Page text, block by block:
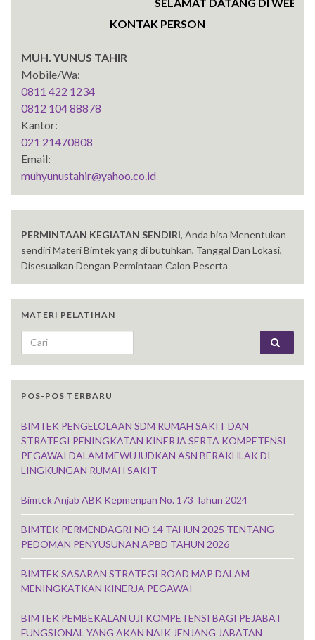
KONTAK PERSON
MUH. YUNUS TAHIR
Mobile/Wa:
0811 422 1234
0812 104 88878
Kantor:
021 21470808
Email:
muhyunustahir@yahoo.co.id
PERMINTAAN KEGIATAN SENDIRI, Anda bisa Menentukan
sendiri Materi Bimtek yang di butuhkan, Tanggal Dan Lokasi,
Disesuaikan Dengan Permintaan Calon Peserta
MATERI PELATIHAN
Search for:
POS-POS TERBARU
BIMTEK PENGELOLAAN SDM RUMAH SAKIT DAN
STRATEGI PENINGKATAN KINERJA SERTA KOMPETENSI
PEGAWAI DALAM MEWUJUDKAN ASN BERAKHLAK DI
LINGKUNGAN RUMAH SAKIT
Bimtek Anjab ABK Kepmenpan No. 173 Tahun 2024
BIMTEK PERMENDAGRI NO 14 TAHUN 2025 TENTANG
PEDOMAN PENYUSUNAN APBD TAHUN 2026
BIMTEK SASARAN STRATEGI ROAD MAP DALAM
MENINGKATKAN KINERJA PEGAWAI
BIMTEK PEMBEKALAN UJI KOMPETENSI BAGI PEJABAT
FUNGSIONAL YANG AKAN NAIK JENJANG JABATAN